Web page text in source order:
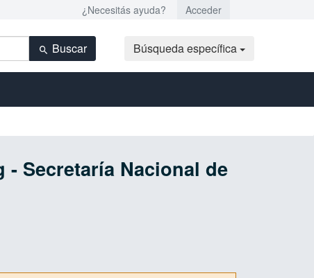
¿Necesitás ayuda? Acceder
Buscar Búsqueda específica
Secretaría Nacional de